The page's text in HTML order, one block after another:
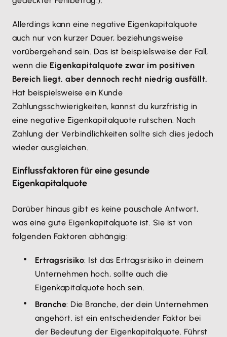
Allerdings kann eine negative Eigenkapitalquote
auch nur von kurzer Dauer, beziehungsweise
vorübergehend sein. Das ist beispielsweise der Fall,
wenn die Eigenkapitalquote zwar im positiven
Bereich liegt, aber dennoch recht niedrig ausfällt.
Hat beispielsweise ein Kunde
Zahlungsschwierigkeiten, kannst du kurzfristig in
eine negative Eigenkapitalquote rutschen. Nach
Zahlung der Verbindlichkeiten sollte sich dies jedoch
wieder ausgleichen.
Einflussfaktoren für eine gesunde
Eigenkapitalquote
Darüber hinaus gibt es keine pauschale Antwort,
was eine gute Eigenkapitalquote ist. Sie ist von
folgenden Faktoren abhängig:
Ertragsrisiko: Ist das Ertragsrisiko in deinem
Unternehmen hoch, sollte auch die
Eigenkapitalquote hoch sein.
Branche: Die Branche, der dein Unternehmen
angehört, ist ein entscheidender Faktor bei
der Bedeutung der Eigenkapitalquote. Führst